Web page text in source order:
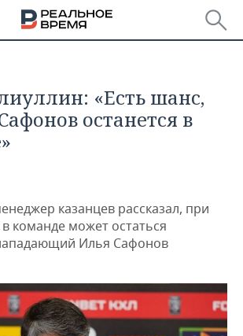
ДОХОДАХ
ПФО
«Есть шанс,
останется в
казанцев рассказал, при
в команде может остаться
Илья Сафонов